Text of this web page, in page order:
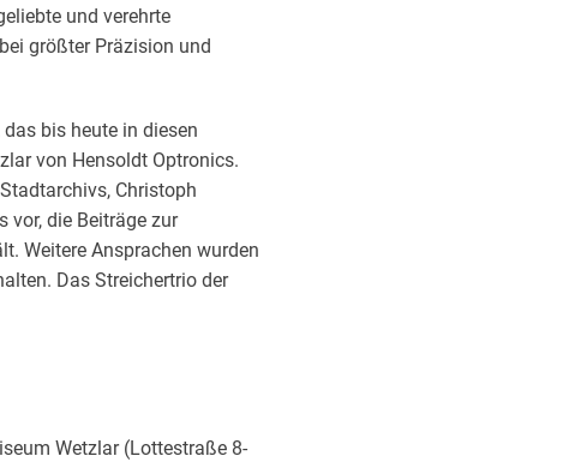
und verehrte
größter Präzision und
bis heute in diesen
von Hensoldt Optronics.
Christoph
vor, die Beiträge zur
Weitere Ansprachen wurden
Das Streichertrio der
Wetzlar (Lottestraße 8-